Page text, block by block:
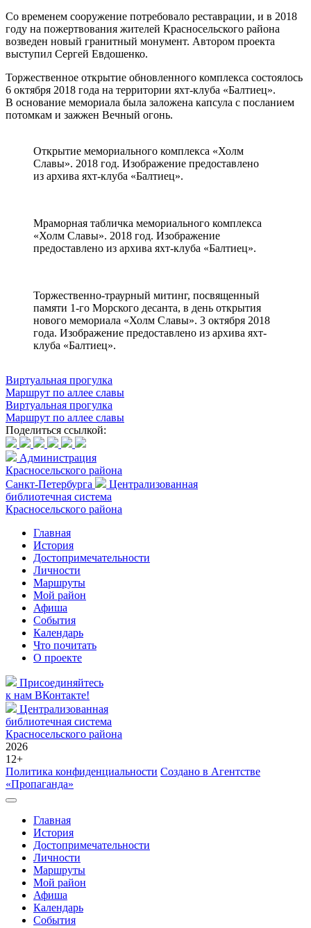
Со временем сооружение потребовало реставрации, и в 2018
году на пожертвования жителей Красносельского района
возведен новый гранитный монумент. Автором проекта
выступил Сергей Евдошенко.
Торжественное открытие обновленного комплекса состоялось
6 октября 2018 года на территории яхт-клуба «Балтиец».
В основание мемориала была заложена капсула с посланием
потомкам и зажжен Вечный огонь.
Открытие мемориального комплекса «Холм
Славы». 2018 год. Изображение предоставлено
из архива яхт-клуба «Балтиец».
Мраморная табличка мемориального комплекса
«Холм Славы». 2018 год. Изображение
предоставлено из архива яхт-клуба «Балтиец».
Торжественно-траурный митинг, посвященный
памяти 1-го Морского десанта, в день открытия
нового мемориала «Холм Славы». 3 октября 2018
года. Изображение предоставлено из архива яхт-
клуба «Балтиец».
Виртуальная прогулка
Маршрут по аллее славы
Виртуальная прогулка
Маршрут по аллее славы
Поделиться ссылкой:
Администрация
Красносельского района
Санкт-Петербурга
Централизованная
библиотечная система
Красносельского района
Главная
История
Достопримечательности
Личности
Маршруты
Мой район
Афиша
События
Календарь
Что почитать
О проекте
Присоединяйтесь
к нам ВКонтакте!
Централизованная
библиотечная система
Красносельского района
2026
12+
Политика конфиденциальности Создано в Агентстве
«Пропаганда»
Главная
История
Достопримечательности
Личности
Маршруты
Мой район
Афиша
Календарь
События